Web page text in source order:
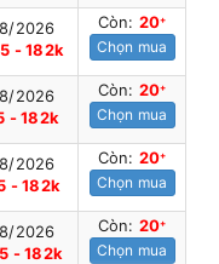
2026
- 182k
Còn: 20+
Chọn mua
2026
- 182k
Còn: 20+
Chọn mua
2026
- 182k
Còn: 20+
Chọn mua
2026
- 182k
Còn: 20+
Chọn mua